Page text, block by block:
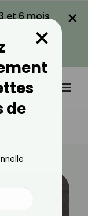
et 6 mois
×
?
de
×